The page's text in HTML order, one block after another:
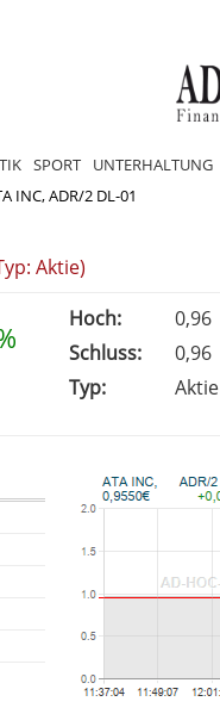
SPORT UNTERHALTUNG
INC, ADR/2 DL-01
Aktie)
Hoch: 0,96
Schluss:
0,96
Typ:
Aktie